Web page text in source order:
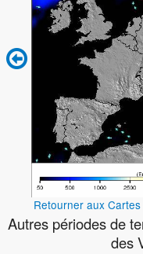
Retourner aux
Autres périodes de
des